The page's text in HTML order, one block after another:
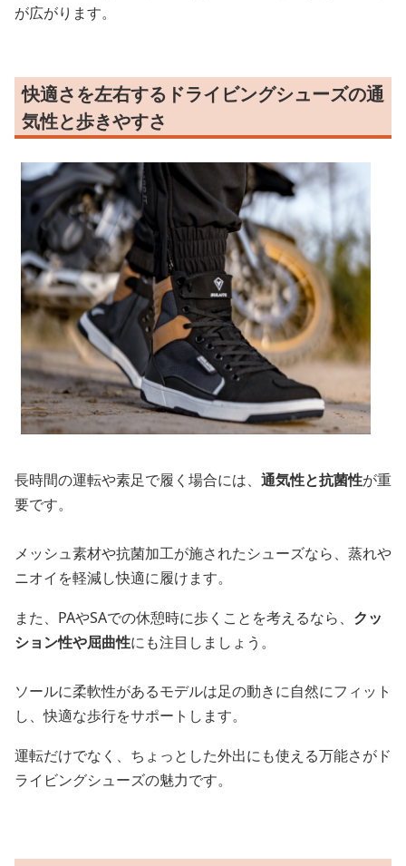
が広がります。
快適さを左右するドライビングシューズの通
気性と歩きやすさ
長時間の運転や素足で履く場合には、 通気性と抗菌性が重
要です。
メッシュ素材や抗菌加工が施されたシューズなら、蒸れや
ニオイを軽減し快適に履けます。
また、PAやSAでの休憩時に歩くことを考えるなら、 クッ
ション性や屈曲性にも注目しましょう。
ソールに柔軟性があるモデルは足の動きに自然にフィット
し、快適な歩行をサポートします。
運転だけでなく、ちょっとした外出にも使える万能さがド
ライビングシューズの魅力です。